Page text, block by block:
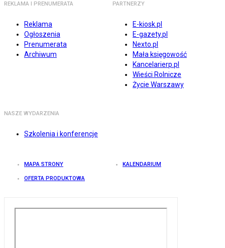
REKLAMA I PRENUMERATA
Reklama
Ogłoszenia
Prenumerata
Archiwum
PARTNERZY
E-kiosk.pl
E-gazety.pl
Nexto.pl
Mała księgowość
Kancelarierp.pl
Wieści Rolnicze
Życie Warszawy
NASZE WYDARZENIA
Szkolenia i konferencje
MAPA STRONY KALENDARIUM
OFERTA PRODUKTOWA